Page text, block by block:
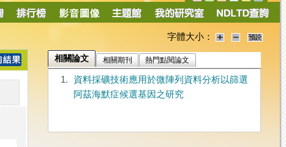
字體大小：
相關論文 相關期刊 熱門點閱論文
1.
資料採礦技術應用於微陣列資料分析以篩選
阿茲海默症候選基因之研究